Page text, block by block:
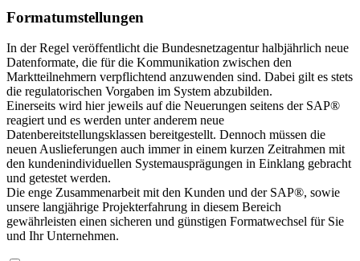
Formatumstellungen
In der Regel veröffentlicht die Bundesnetzagentur halbjährlich neue
Datenformate, die für die Kommunikation zwischen den
Marktteilnehmern verpflichtend anzuwenden sind. Dabei gilt es stets
die regulatorischen Vorgaben im System abzubilden.
Einerseits wird hier jeweils auf die Neuerungen seitens der SAP®
reagiert und es werden unter anderem neue
Datenbereitstellungsklassen bereitgestellt. Dennoch müssen die
neuen Auslieferungen auch immer in einem kurzen Zeitrahmen mit
den kundenindividuellen Systemausprägungen in Einklang gebracht
und getestet werden.
Die enge Zusammenarbeit mit den Kunden und der SAP®, sowie
unsere langjährige Projekterfahrung in diesem Bereich
gewährleisten einen sicheren und günstigen Formatwechsel für Sie
und Ihr Unternehmen.